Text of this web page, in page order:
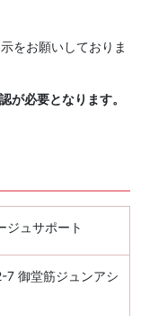
をお願いしておりま
が必要となります。
ジュサポート
7 御堂筋ジュンアシ